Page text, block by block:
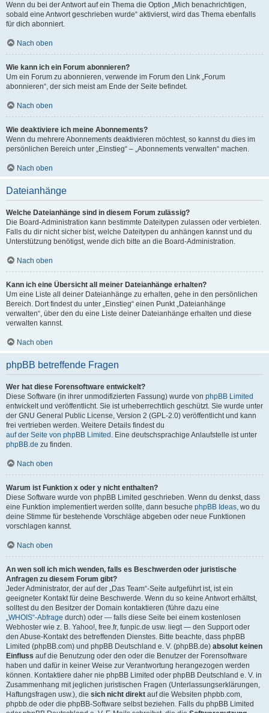
Wenn du bei der Antwort auf ein Thema die Option „Mich benachrichtigen,
sobald eine Antwort geschrieben wurde“ aktivierst, wird das Thema ebenfalls
für dich abonniert.
Nach oben
Wie kann ich ein Forum abonnieren?
Um ein Forum zu abonnieren, verwende im Forum den Link „Forum
abonnieren“, der sich meist am Ende der Seite befindet.
Nach oben
Wie deaktiviere ich meine Abonnements?
Wenn du mehrere Abonnements deaktivieren möchtest, so kannst du dies im
persönlichen Bereich unter „Einstieg“ – „Abonnements verwalten“ machen.
Nach oben
Dateianhänge
Welche Dateianhänge sind in diesem Forum zulässig?
Die Board-Administration kann bestimmte Dateitypen zulassen oder verbieten.
Falls du dir nicht sicher bist, welche Dateitypen du anhängen kannst und du
Unterstützung benötigst, wende dich bitte an die Board-Administration.
Nach oben
Kann ich eine Übersicht all meiner Dateianhänge erhalten?
Um eine Liste all deiner Dateianhänge zu erhalten, gehe in den persönlichen
Bereich. Dort findest du unter „Einstieg“ einen Punkt „Dateianhänge
verwalten“, über den du eine Liste deiner Dateianhänge erhalten und diese
verwalten kannst.
Nach oben
phpBB betreffende Fragen
Wer hat diese Forensoftware entwickelt?
Diese Software (in ihrer unmodifizierten Fassung) wurde von phpBB Limited
entwickelt und veröffentlicht. Sie ist urheberrechtlich geschützt. Sie wurde unter
der GNU General Public License, Version 2 (GPL-2.0) veröffentlicht und kann
frei vertrieben werden. Weitere Details findest du
auf der Seite von phpBB Limited . Eine deutschsprachige Anlaufstelle ist unter
phpBB.de zu finden.
Nach oben
Warum ist Funktion x oder y nicht enthalten?
Diese Software wurde von phpBB Limited geschrieben. Wenn du denkst, dass
eine Funktion implementiert werden sollte, dann besuche phpBB Ideas, wo du
deine Stimme für bestehende Vorschläge abgeben oder neue Funktionen
vorschlagen kannst.
Nach oben
An wen soll ich mich wenden, falls es Beschwerden oder juristische
Anfragen zu diesem Forum gibt?
Jeder Administrator, der auf der „Das Team“-Seite aufgeführt ist, ist ein
geeigneter Kontakt für deine Beschwerde. Wenn du so keine Antwort erhältst,
solltest du den Besitzer der Domain kontaktieren (führe dazu eine
„WHOIS“-Abfrage durch) oder — falls diese Seite bei einem kostenlosen
Webhoster wie z. B. Yahoo!, free.fr, funpic.de usw. liegt — den Support oder
den Abuse-Kontakt des betreffenden Dienstes. Bitte beachte, dass phpBB
Limited (phpBB.com) und phpBB Deutschland e. V. (phpBB.de) absolut keinen
Einfluss auf die Benutzung oder den oder die Benutzer der Forensoftware
haben und dafür in keiner Weise zur Verantwortung herangezogen werden
können. Kontaktiere daher nie phpBB Limited oder phpBB Deutschland e. V. in
Zusammenhang mit jeglichen juristischen Fragen (Unterlassungserklärungen,
Haftungsfragen usw.), die sich nicht direkt auf die Websiten phpbb.com,
phpbb.de oder die phpBB-Software selbst beziehen. Falls du phpBB Limited